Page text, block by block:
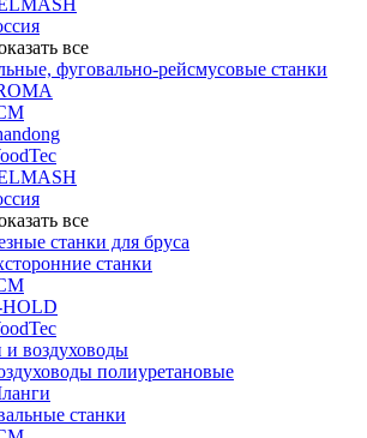
все
фуговально-рейсмусовые станки
все
станки для бруса
станки
воздуховоды
полиуретановые
станки